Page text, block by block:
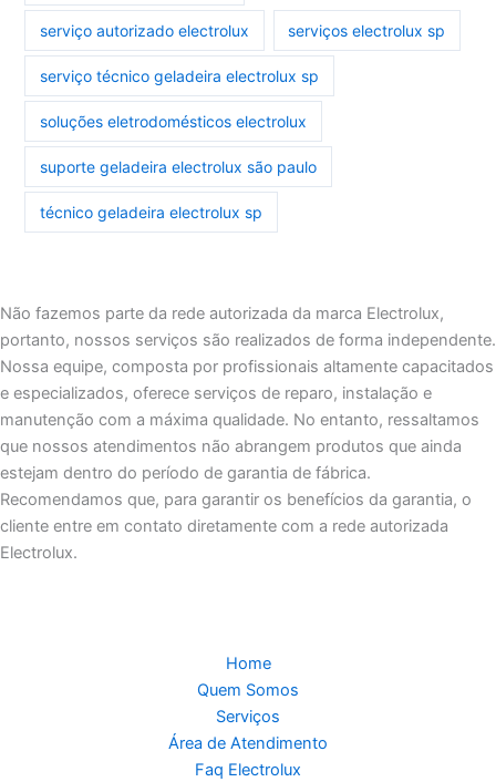
serviço autorizado electrolux serviços electrolux sp
serviço técnico geladeira electrolux sp
soluções eletrodomésticos electrolux
suporte geladeira electrolux são paulo
técnico geladeira electrolux sp
Não fazemos parte da rede autorizada da marca Electrolux,
portanto, nossos serviços são realizados de forma independente.
Nossa equipe, composta por profissionais altamente capacitados
e especializados, oferece serviços de reparo, instalação e
manutenção com a máxima qualidade. No entanto, ressaltamos
que nossos atendimentos não abrangem produtos que ainda
estejam dentro do período de garantia de fábrica.
Recomendamos que, para garantir os benefícios da garantia, o
cliente entre em contato diretamente com a rede autorizada
Electrolux.
Home
Quem Somos
Serviços
Área de Atendimento
Faq Electrolux